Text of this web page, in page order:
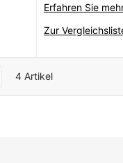
Erfahren Sie
Zur
4 Artikel